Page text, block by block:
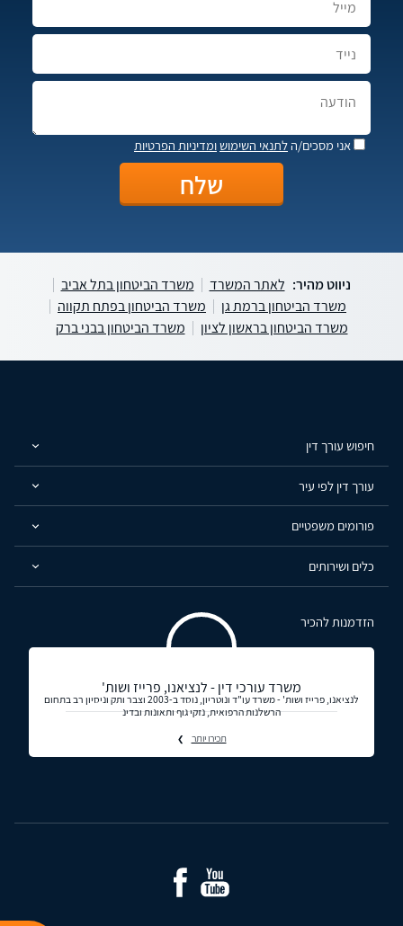
אני מסכים/הלתנאי השימושומדיניות הפרטיות
ניווט מהיר: לאתר המשרד
משרד הביטחון בתל אביב
משרד הביטחון ברמת גן
משרד הביטחון בפתח תקווה
משרד הביטחון בראשון לציון
משרד הביטחון בבני ברק
חיפוש עורך דין
עורך דין לפי עיר
פורומים משפטיים
כלים ושירותים
הזדמנות להכיר
משרד עורכי דין - לנציאנו, פרייז ושות'
לנציאנו, פרייז ושות' - משרד עו"ד ונוטריון, נוסד ב-2003 וצבר ותק וניסיון רב בתחום
הרשלנות הרפואית, נזקי גוף ותאונות ובדינ
תכירו יותר